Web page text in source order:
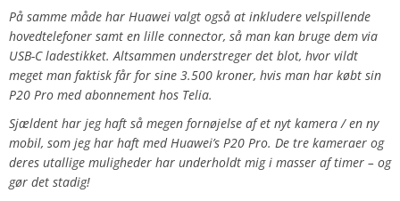
På samme måde har Huawei valgt også at inkludere velspillende
hovedtelefoner samt en lille connector, så man kan bruge dem via
USB-C ladestikket. Altsammen understreger det blot, hvor vildt
meget man faktisk får for sine 3.500 kroner, hvis man har købt sin
P20 Pro med abonnement hos Telia.
Sjældent har jeg haft så megen fornøjelse af et nyt kamera / en ny
mobil, som jeg har haft med Huawei’s P20 Pro. De tre kameraer og
deres utallige muligheder har underholdt mig i masser af timer – og
gør det stadig!